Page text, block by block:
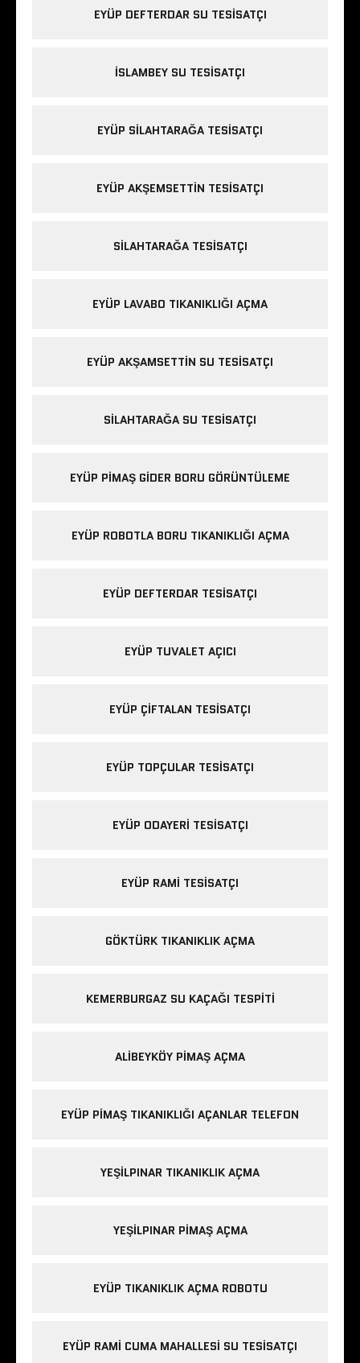
EYÜP DEFTERDAR SU TESISATÇI
İSLAMBEY SU TESISATÇI
EYÜP SILAHTARAĞA TESISATÇI
EYÜP AKŞEMSETTIN TESISATÇI
SILAHTARAĞA TESISATÇI
EYÜP LAVABO TIKANIKLIĞI AÇMA
EYÜP AKŞAMSETTIN SU TESISATÇI
SILAHTARAĞA SU TESISATÇI
EYÜP PIMAŞ GIDER BORU GÖRÜNTÜLEME
EYÜP ROBOTLA BORU TIKANIKLIĞI AÇMA
EYÜP DEFTERDAR TESISATÇI
EYÜP TUVALET AÇICI
EYÜP ÇIFTALAN TESISATÇI
EYÜP TOPÇULAR TESISATÇI
EYÜP ODAYERI TESISATÇI
EYÜP RAMI TESISATÇI
GÖKTÜRK TIKANIKLIK AÇMA
KEMERBURGAZ SU KAÇAĞI TESPITI
ALIBEYKÖY PIMAŞ AÇMA
EYÜP PIMAŞ TIKANIKLIĞI AÇANLAR TELEFON
YEŞILPINAR TIKANIKLIK AÇMA
YEŞILPINAR PIMAŞ AÇMA
EYÜP TIKANIKLIK AÇMA ROBOTU
EYÜP RAMI CUMA MAHALLESI SU TESISATÇI